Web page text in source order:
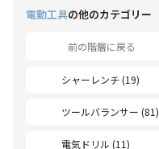
電動工具の他のカテゴリー
前の階層に戻る
シャーレンチ (19)
ツールバランサー (81)
電気ドリル (11)